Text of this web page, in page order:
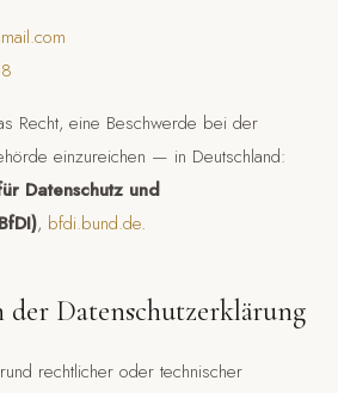
Recht, eine Beschwerde bei der
einzureichen — in Deutschland:
Datenschutz und
, bfdi.bund.de.
der Datenschutzerklärung
rechtlicher oder technischer